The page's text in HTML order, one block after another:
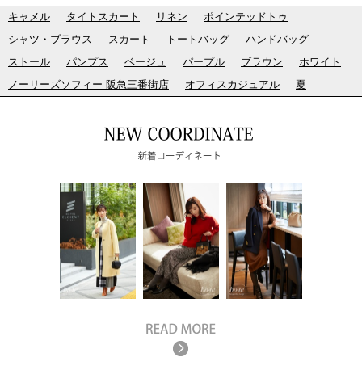
キャメル タイトスカート リネン
ポインテッドトゥ
シャツ・ブラウス
スカート トートバッグ
ハンドバッグ
ストール
パンプス ベージュ パープル ブラウン
ホワイト
ノーリーズソフィー 阪急三番街店
オフィスカジュアル 夏